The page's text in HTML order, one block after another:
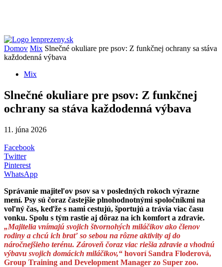
Domov Mix Slnečné okuliare pre psov: Z funkčnej ochrany sa stáva
každodenná výbava
Mix
Slnečné okuliare pre psov: Z funkčnej
ochrany sa stáva každodenná výbava
11. júna 2026
Facebook
Twitter
Pinterest
WhatsApp
Správanie majiteľov psov sa v posledných rokoch výrazne
mení. Psy sú čoraz častejšie plnohodnotnými spoločníkmi na
voľný čas, keďže s nami cestujú, športujú a trávia viac času
vonku. Spolu s tým rastie aj dôraz na ich komfort a zdravie.
„Majitelia vnímajú svojich štvornohých miláčikov ako členov
rodiny a chcú ich brať so sebou na rôzne aktivity aj do
náročnejšieho terénu. Zároveň čoraz viac riešia zdravie a vhodnú
výbavu svojich domácich miláčikov,“ hovorí Sandra Floderová,
Group Training and Development Manager zo Super zoo.